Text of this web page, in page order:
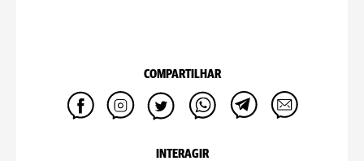
COMPARTILHAR
INTERAGIR